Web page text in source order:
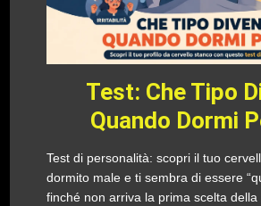
Test: Che Tipo
Quando Dormi
Test di personalità: scopri il tuo
dormito male e ti sembra di essere
finché non arriva la prima scelta